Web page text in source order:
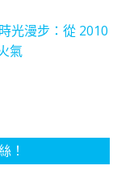
光漫步：從 2010
氣
！